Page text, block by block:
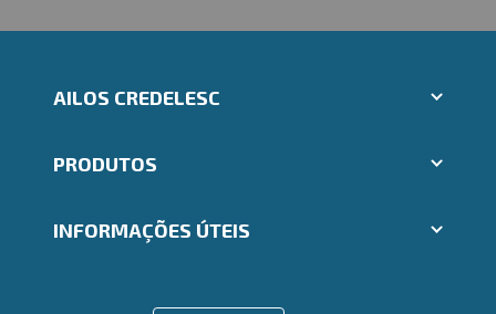
AILOS CREDELESC
Indique um amigo
Trabalhe Conosco
Ailos Educação
PRODUTOS
Consórcios
INFORMAÇÕES ÚTEIS
Postos de Atendimento